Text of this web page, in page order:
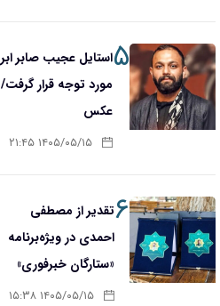
۵استایل عجیب صابر ابر
مورد توجه قرار گرفت/
عکس
۱۴۰۵/۰۵/۱۵ ۲۱:۴۵
۶تقدیر از مصطفی
احمدی در ویژه‌برنامه
«ستارگان خبرفوری»
۱۴۰۵/۰۵/۱۵ ۱۵:۳۸